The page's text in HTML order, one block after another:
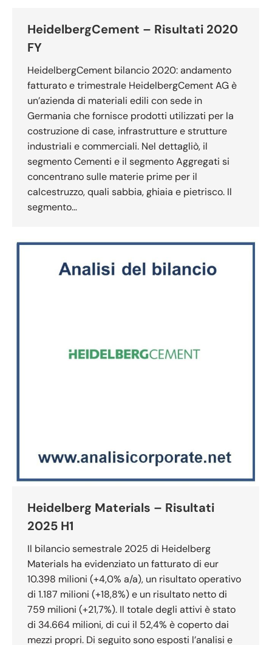
HeidelbergCement – Risultati 2020
FY
HeidelbergCement bilancio 2020: andamento
fatturato e trimestrale HeidelbergCement AG è
un’azienda di materiali edili con sede in
Germania che fornisce prodotti utilizzati per la
costruzione di case, infrastrutture e strutture
industriali e commerciali. Nel dettagliò, il
segmento Cementi e il segmento Aggregati si
concentrano sulle materie prime per il
calcestruzzo, quali sabbia, ghiaia e pietrisco. Il
segmento…
Heidelberg Materials – Risultati
2025 H1
Il bilancio semestrale 2025 di Heidelberg
Materials ha evidenziato un fatturato di eur
10.398 milioni (+4,0% a/a), un risultato operativo
di 1.187 milioni (+18,8%) e un risultato netto di
759 milioni (+21,7%). Il totale degli attivi è stato
di 34.664 milioni, di cui il 52,4% è coperto dai
mezzi propri. Di seguito sono esposti l’analisi e